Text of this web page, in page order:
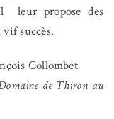
Il leur propose des
succès.
Collombet
de Thiron au